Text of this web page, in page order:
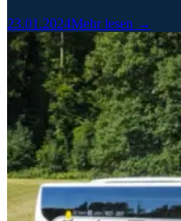
23.01.2024Mehr lesen →